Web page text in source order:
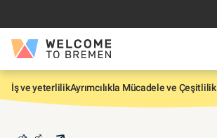
Welcome
Bremen
G
i
İş ve yeterlilikAyrımcılıkla Mücadele ve Çeşitlilik